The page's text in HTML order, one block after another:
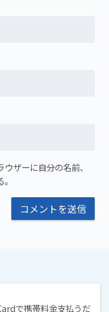
ザーに自分の名前、
で携帯料金支払うだ